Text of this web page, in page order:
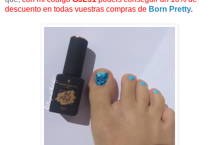
descuento en todas vuestras compras de Born Pretty.